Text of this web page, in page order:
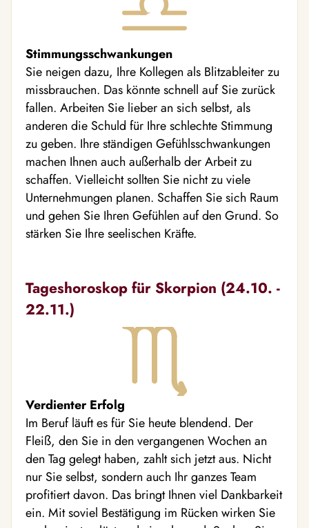
Stimmungsschwankungen
Sie neigen dazu, Ihre Kollegen als Blitzableiter zu
missbrauchen. Das könnte schnell auf Sie zurück
fallen. Arbeiten Sie lieber an sich selbst, als
anderen die Schuld für Ihre schlechte Stimmung
zu geben. Ihre ständigen Gefühlsschwankungen
machen Ihnen auch außerhalb der Arbeit zu
schaffen. Vielleicht sollten Sie nicht zu viele
Unternehmungen planen. Schaffen Sie sich Raum
und gehen Sie Ihren Gefühlen auf den Grund. So
stärken Sie Ihre seelischen Kräfte.
Tageshoroskop für Skorpion (24.10. -
22.11.)
Verdienter Erfolg
Im Beruf läuft es für Sie heute blendend. Der
Fleiß, den Sie in den vergangenen Wochen an
den Tag gelegt haben, zahlt sich jetzt aus. Nicht
nur Sie selbst, sondern auch Ihr ganzes Team
profitiert davon. Das bringt Ihnen viel Dankbarkeit
ein. Mit soviel Bestätigung im Rücken wirken Sie